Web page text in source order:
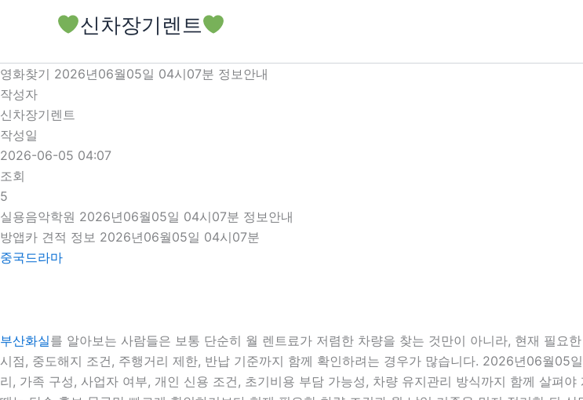
로
건
너
뛰
기
신차장기렌트
영화찾기 2026년06월05일 04시07분 정보안내
작성자
신차장기렌트
작성일
2026-06-05 04:07
조회
5
실용음악학원 2026년06월05일 04시07분 정보안내
방앱카 견적 정보 2026년06월05일 04시07분
중국드라마
부산화실를 알아보는 사람들은 보통 단순히 월 렌트료가 저렴한 차량을 찾는 것만이 아니라, 현재 필요
시점, 중도해지 조건, 주행거리 제한, 반납 기준까지 함께 확인하려는 경우가 많습니다. 2026년06월
리, 가족 구성, 사업자 여부, 개인 신용 조건, 초기비용 부담 가능성, 차량 유지관리 방식까지 함께 살펴